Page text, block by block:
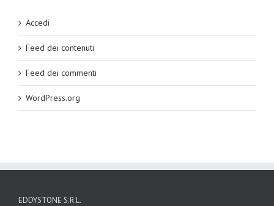
Accedi
Feed dei contenuti
Feed dei commenti
WordPress.org
EDDYSTONE S.R.L.